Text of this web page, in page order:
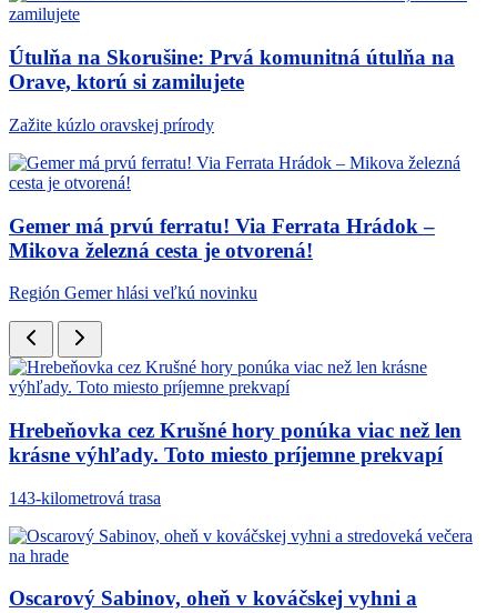
Útulňa na Skorušine: Prvá komunitná útulňa na
Orave, ktorú si zamilujete
Zažite kúzlo oravskej prírody
Gemer má prvú ferratu! Via Ferrata Hrádok –
Mikova železná cesta je otvorená!
Región Gemer hlási veľkú novinku
Hrebeňovka cez Krušné hory ponúka viac než len
krásne výhľady. Toto miesto príjemne prekvapí
143-kilometrová trasa
Oscarový Sabinov, oheň v kováčskej vyhni a